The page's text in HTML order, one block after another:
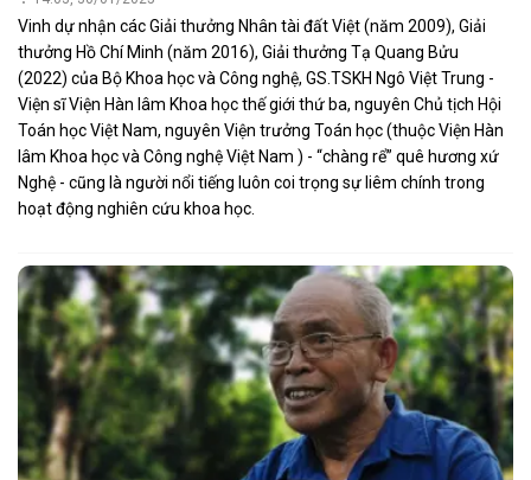
Vinh dự nhận các Giải thưởng Nhân tài đất Việt (năm 2009), Giải
thưởng Hồ Chí Minh (năm 2016), Giải thưởng Tạ Quang Bửu
(2022) của Bộ Khoa học và Công nghệ, GS.TSKH Ngô Việt Trung -
Viện sĩ Viện Hàn lâm Khoa học thế giới thứ ba, nguyên Chủ tịch Hội
Toán học Việt Nam, nguyên Viện trưởng Toán học (thuộc Viện Hàn
lâm Khoa học và Công nghệ Việt Nam ) - “chàng rể” quê hương xứ
Nghệ - cũng là người nổi tiếng luôn coi trọng sự liêm chính trong
hoạt động nghiên cứu khoa học.